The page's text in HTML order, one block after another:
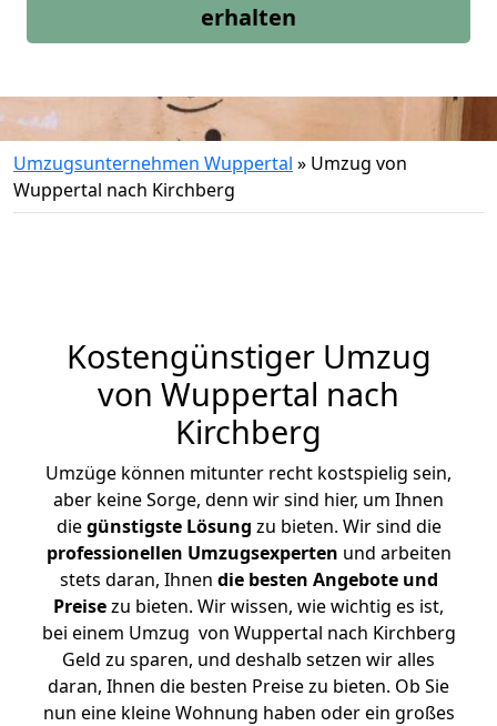
erhalten
Umzugsunternehmen Wuppertal » Umzug von
Wuppertal nach Kirchberg
Kostengünstiger Umzug
von Wuppertal nach
Kirchberg
Umzüge können mitunter recht kostspielig sein,
aber keine Sorge, denn wir sind hier, um Ihnen
diegünstigste Lösung zu bieten. Wir sind die
professionellen Umzugsexperten und arbeiten
stets daran, Ihnen die besten Angebote und
Preisezu bieten. Wir wissen, wie wichtig es ist,
bei einem Umzug von Wuppertal nach Kirchberg
Geld zu sparen, und deshalb setzen wir alles
daran, Ihnen die besten Preise zu bieten. Ob Sie
nun eine kleine Wohnung haben oder ein großes